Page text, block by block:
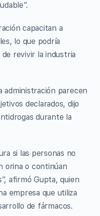
capacitan a
lo que podría
revivir la industria
administración parecen
declarados, dijo
durante la
si las personas no
orina o continúan
afirmó Gupta, quien
empresa que utiliza
de fármacos.